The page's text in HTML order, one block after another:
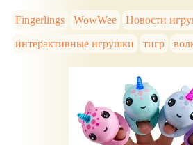
Fingerlings WowWee
Новости
интерактивные игрушки
тигр